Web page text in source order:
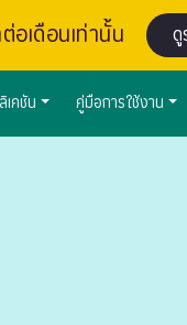
อเดือนเท่านั้น
คชัน คู่มือการใช้งาน